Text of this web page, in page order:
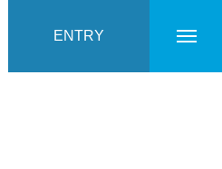
ENTRY